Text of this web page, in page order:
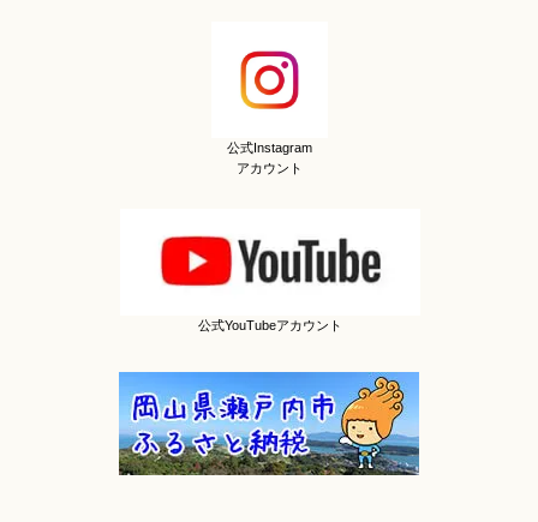
公式Instagram
アカウント
公式YouTubeアカウント